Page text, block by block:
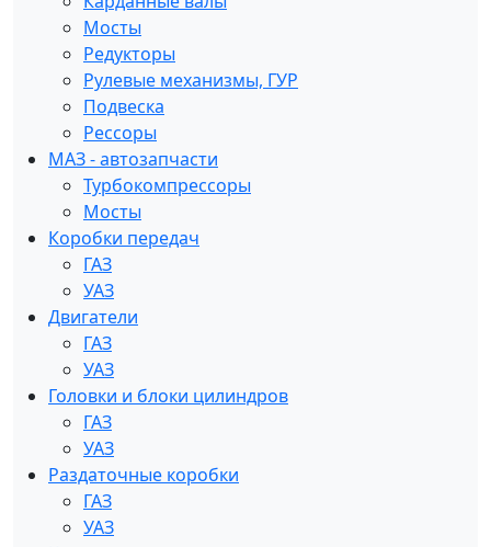
Мосты
Редукторы
Рулевые механизмы, ГУР
Подвеска
Рессоры
МАЗ - автозапчасти
Турбокомпрессоры
Мосты
Коробки передач
ГАЗ
УАЗ
Двигатели
ГАЗ
УАЗ
Головки и блоки цилиндров
ГАЗ
УАЗ
Раздаточные коробки
ГАЗ
УАЗ